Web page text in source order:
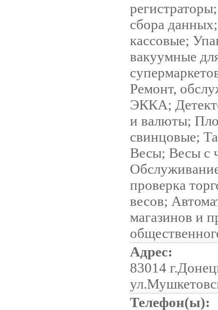
сбора
кассовые;
вакуумные
Ремонт,
ЭККА;
и валюты;
свинцовые;
Весы; Весы с
проверка
весов;
магазинов и
Адрес:
83014
Телефон(ы):